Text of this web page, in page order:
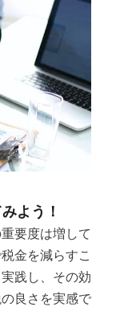
よう！
要度は増して
金を減らすこ
践し、その効
良さを実感で